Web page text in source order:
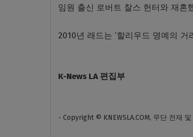
임원 출신 로버트 찰스 헌터와 재혼
2010년 래드는 ‘할리우드 명예의
K-News LA 편집부
- Copyright © KNEWSLA.COM, 무단 전재